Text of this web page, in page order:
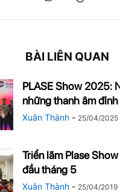
BÀI LIÊN QUAN
PLASE Show 2025:
những thanh âm
Xuân Thành - 25/04/2025
Triển lãm Plase
đầu tháng 5
Xuân Thành - 25/04/2019